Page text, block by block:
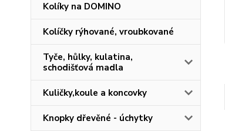
Kolíky na DOMINO
Kolíčky rýhované, vroubkované
Tyče, hůlky, kulatina,
schodišťová madla
Kuličky,koule a koncovky
Knopky dřevěné - úchytky